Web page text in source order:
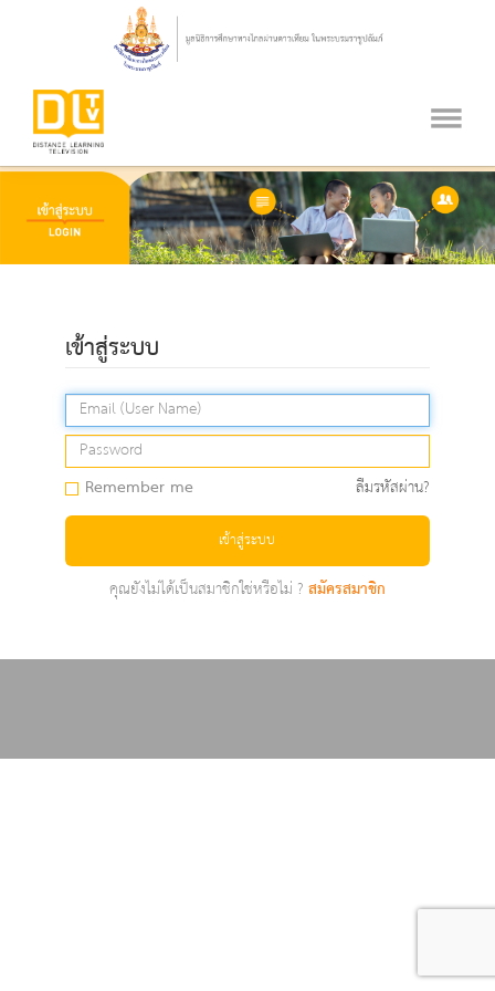
เข้าสู่ระบบ
Remember me ลืมรหัสผ่าน?
เข้าสู่ระบบ
คุณยังไม่ได้เป็นสมาชิกใช่หรือไม่ ?สมัครสมาชิก